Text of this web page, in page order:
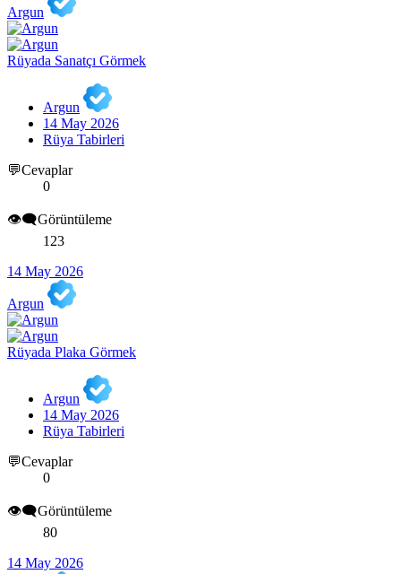
Argun
Rüyada Sanatçı Görmek
Argun
14 May 2026
Rüya Tabirleri
💬Cevaplar
0
👁️‍🗨️Görüntüleme
123
14 May 2026
Argun
Rüyada Plaka Görmek
Argun
14 May 2026
Rüya Tabirleri
💬Cevaplar
0
👁️‍🗨️Görüntüleme
80
14 May 2026